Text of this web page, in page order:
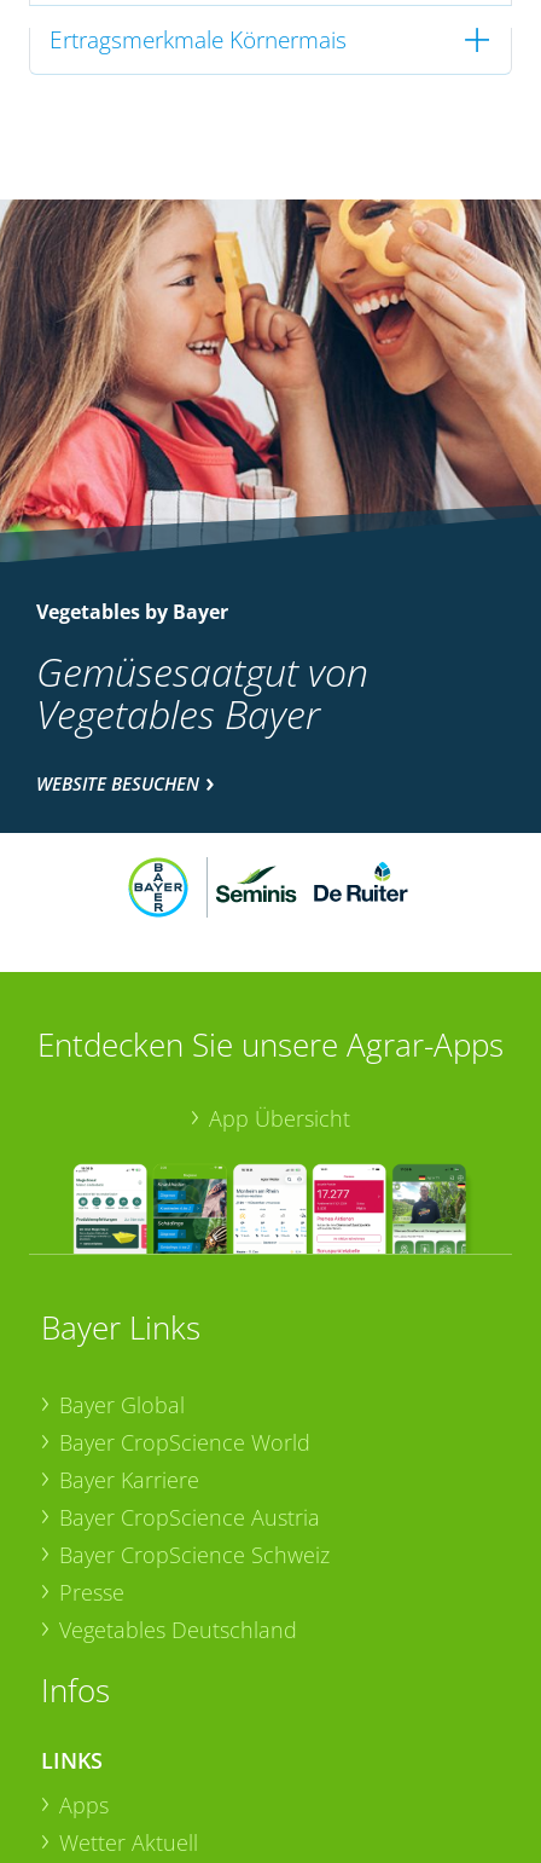
Ertragsmerkmale Körnermais
Vegetables by Bayer
Gemüsesaatgut von
Vegetables Bayer
WEBSITE BESUCHEN
Entdecken Sie unsere Agrar-Apps
App Übersicht
Bayer Links
Bayer Global
Bayer CropScience World
Bayer Karriere
Bayer CropScience Austria
Bayer CropScience Schweiz
Presse
Vegetables Deutschland
Infos
LINKS
Apps
Wetter Aktuell